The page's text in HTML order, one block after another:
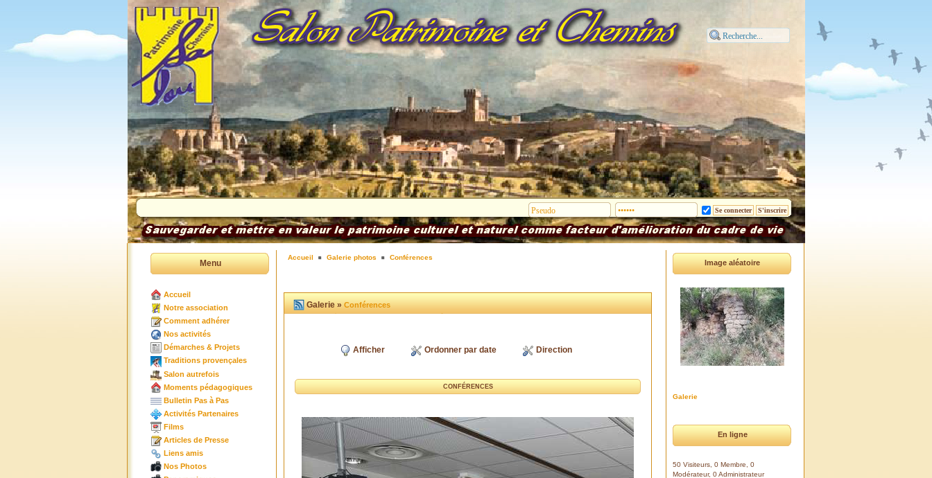
Menu
Accueil
Notre association
Comment adhérer
Nos activités
Démarches & Projets
Traditions provençales
Salon autrefois
Moments pédagogiques
Bulletin Pas à Pas
Activités Partenaires
Films
Articles de Presse
Liens amis
Nos Photos
Image aléatoire
Galerie
En ligne
50 Visiteurs, 0 Membre, 0
Modérateur, 0 Administrateur
Accueil Galerie photos Conférences
Galerie »Conférences
Afficher Ordonner par date Direction
CONFÉRENCES